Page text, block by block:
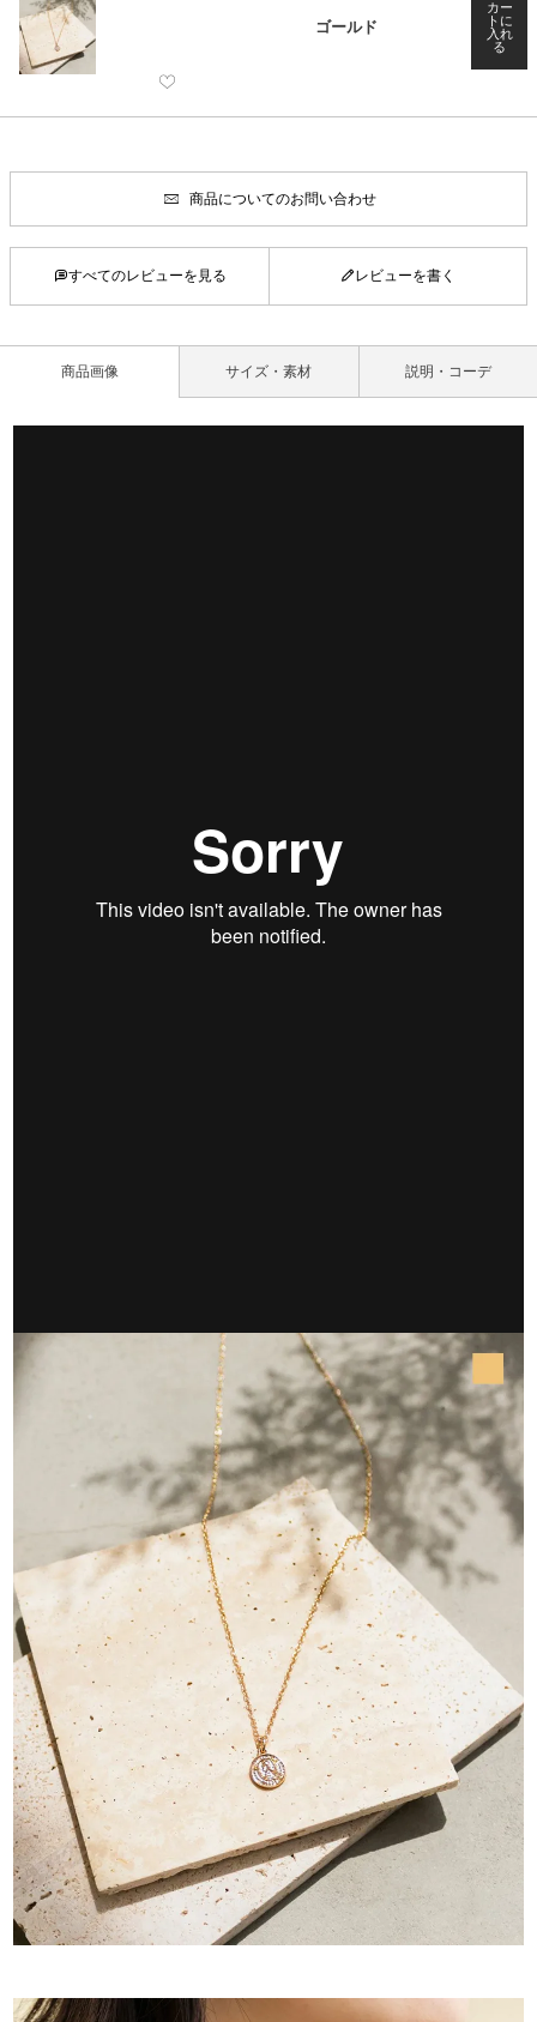
ゴールド
カー
トに
入れ
る
商品についてのお問い合わせ
すべてのレビューを見る レビューを書く
商品画像 サイズ・素材 説明・コーデ